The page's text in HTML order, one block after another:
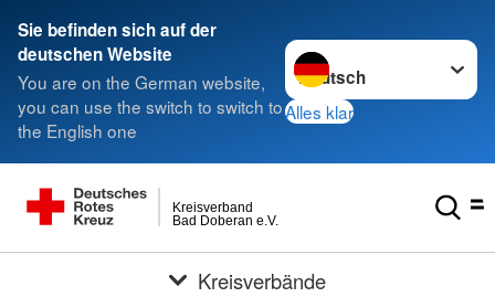
Sie befinden sich auf der
deutschen Website
You are on the German website,
you can use the switch to switch to
the English one
Sprache wechseln zu
Alles klar
Bad Doberan e.V.
Kreisverband
Kreisverbände